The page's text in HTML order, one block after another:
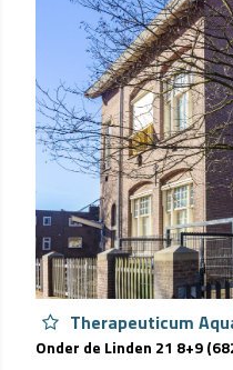
Therapeuticum
Onder de Linden 21 8+9